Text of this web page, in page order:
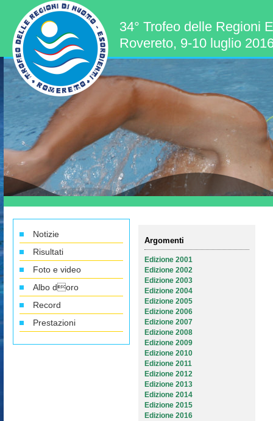
34° Trofeo delle Regioni
Rovereto, 9-10 luglio
Notizie
Risultati
Foto e video
Albo doro
Record
Prestazioni
Argomenti
Edizione 2001
Edizione 2002
Edizione 2003
Edizione 2004
Edizione 2005
Edizione 2006
Edizione 2007
Edizione 2008
Edizione 2009
Edizione 2010
Edizione 2011
Edizione 2012
Edizione 2013
Edizione 2014
Edizione 2015
Edizione 2016